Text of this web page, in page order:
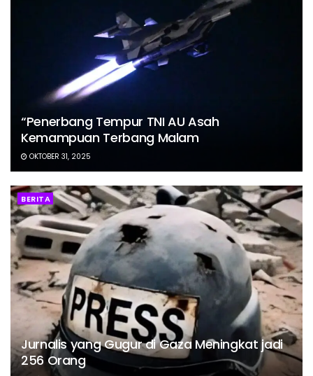
“Penerbang Tempur TNI AU Asah
Kemampuan Terbang Malam
OKTOBER 31, 2025
BERITA
Jurnalis yang Gugur di Gaza Meningkat jadi
256 Orang